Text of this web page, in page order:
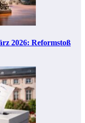
2026: Reformstoß